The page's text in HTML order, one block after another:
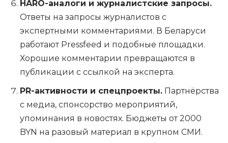
HARO-аналоги и журналистские запросы.
Ответы на запросы журналистов с
экспертными комментариями. В Беларуси
работают Pressfeed и подобные площадки.
Хорошие комментарии превращаются в
публикации с ссылкой на эксперта.
PR-активности и спецпроекты. Партнёрства
с медиа, спонсорство мероприятий,
упоминания в новостях. Бюджеты от 2000
BYN на разовый материал в крупном СМИ.